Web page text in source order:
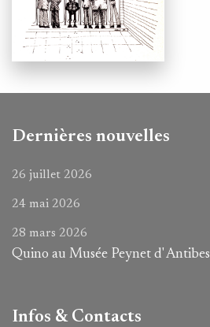
Dernières nouvelles
26 juillet 2026
24 mai 2026
28 mars 2026
Quino au Musée Peynet d' Antibes
Infos & Contacts